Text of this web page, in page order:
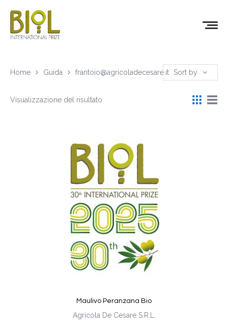
Home Guida frantoio@agricoladecesare.it Sort by
Visualizzazione del risultato
Maulivo Peranzana Bio
Agricola De Cesare S.R.L.